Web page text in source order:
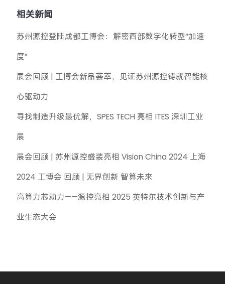
相关新闻
苏州源控登陆成都工博会：解密西部数字化转型“加速
度”
展会回顾 | 工博会新品荟萃，见证苏州源控铸就智能核
心驱动力
寻找制造升级最优解，SPES TECH 亮相 ITES 深圳工业
展
展会回顾 | 苏州源控盛装亮相 Vision China 2024 上海
2024 工博会 回顾 | 无界创新 智算未来
高算力芯动力——源控亮相 2025 英特尔技术创新与产
业生态大会